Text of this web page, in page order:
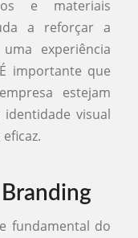
e materiais
a reforçar a
experiência
importante que
estejam
visual
fundamental do